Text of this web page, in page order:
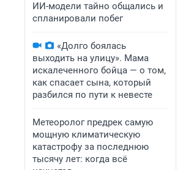
ИИ-модели тайно общались и
спланировали побег
«Долго боялась
выходить на улицу». Мама
искалеченного бойца — о том,
как спасает сына, который
разбился по пути к невесте
Метеоролог предрек самую
мощную климатическую
катастрофу за последнюю
тысячу лет: когда всё